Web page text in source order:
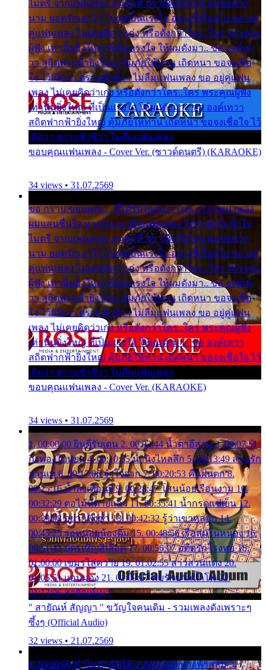
ไมตรี จากแฟนเพลง ทุกทุกที่ ปราณีหลั่งไหล ผมขอฝาก
นาม ยอดรักเอาไว้ โปรดเป็นแรงใจ อย่างนี้เรื่อยไป ขอ อยู่
คู่แฟนเพลง ไม่เคยคิดว่าเก่ง หรือดังกว่าใคร..ใคร พระคุณ
ผู้ฟัง เท่านั้นยิ่งใหญ่ ที่เป็นแรงใจ ให้ผมดังมา.. ขอ องค์เท
วา สถิตฟากฟ้ายิ่งใหญ่ คุ้มภัยให้ท่าน เถิดหนา ขอจงเชื่อ
ใจ ไว้เถิดว่า ตราบชั่วชีวา ไม่ลืมแฟนเพลง ขอ อยู่คู่แฟน
เพลง ไม่เคยคิดว่าเก่ง หรือดังกว่าใคร..ใคร พระคุณผู้ฟัง
เท่านั้นยิ่งใหญ่ ที่เป็นแรงใจ ให้ผมดังมา.. ขอ องค์เทวา
สถิตฟากฟ้ายิ่งใหญ่ คุ้มภัยให้ท่าน เถิดหนา ขอจงเชื่อใจ ไว้
เถิดว่า ตราบชั่วชีวา ไม่ลืมแฟนเพลง
ขอบคุณแฟนเพลง - Cover Ver. (ซาวด์ดนตรี) (KARAOKE)
34 views • 31.07.2569
ขอ กราบ ขอบคุณ.... ที่ได้รับไออุ่น การุณ จากแฟน เพลง
ผมแสนชื่นใจ หายวังเวง เมื่อแฟนเพลง ให้กำลังใจ น้ำใจ
ไมตรี จากแฟนเพลง ทุกทุกที่ ปราณีหลั่งไหล ผมขอฝาก
นาม ยอดรักเอาไว้ โปรดเป็นแรงใจ อย่างนี้เรื่อยไป ขอ อยู่
คู่แฟนเพลง ไม่เคยคิดว่าเก่ง หรือดังกว่าใคร..ใคร พระคุณ
ผู้ฟัง เท่านั้นยิ่งใหญ่ ที่เป็นแรงใจ ให้ผมดังมา.. ขอ องค์เท
วา สถิตฟากฟ้ายิ่งใหญ่ คุ้มภัยให้ท่าน เถิดหนา ขอจงเชื่อ
ใจ ไว้เถิดว่า ตราบชั่วชีวา ไม่ลืมแฟนเพลง ขอ อยู่คู่แฟน
เพลง ไม่เคยคิดว่าเก่ง หรือดังกว่าใคร..ใคร พระคุณผู้ฟัง
เท่านั้นยิ่งใหญ่ ที่เป็นแรงใจ ให้ผมดังมา.. ขอ องค์เทวา
สถิตฟากฟ้ายิ่งใหญ่ คุ้มภัยให้ท่าน เถิดหนา ขอจงเชื่อใจ ไว้
เถิดว่า ตราบชั่วชีวา ไม่ลืมแฟนเพลง
ขอบคุณแฟนเพลง - Cover Ver. (KARAOKE)
34 views • 31.07.2569
1. 00:00:00 ยินดีรับเดน 2. 00:03:44 น้ำตาอีสาน 3. 00:07:51
กิ่งทองใบหยก 4. 00:10:35 น้ำนิ่งไหลลึก 5. 00:13:49 ลานรัก
ลานเท 6. 00:17:06 จำใจจาก 7. 00:20:53 คืนฝนตก 8.
00:25:16 น้ำลงเดือนยี่ 9. 00:28:47 โสนน้อยเรือนงาม 10.
00:32:29 ตอไม้ที่ตายแล้ว 11. 00:35:41 น้ำกรดแช่เย็น 12.
00:39:08 อยากฟังซ้ำ 13. 00:42:32 รู้ว่าเขาหลอก 14.
00:45:25 รอหน่อยน้องติ๋ม 15. 00:48:56 เรือล่มในหนอง 16.
00:51:43 บัตรเชิญสีเลือด 17. 00:56:07 อดีตรักโรงทอ 18.
01:00:00 เขมรไล่ควาย 19. 01:02:55 สาวสวนแตง 20.
01:05:51 แอบมอง 21. 01:09:27 พบรักปากน้ำโพ 22.
01:13:06 สายัณห์เมา
" สายัณห์ สัญญา " ขวัญใจคนเดิม - รวมเพลงดังเพราะๆ
ซึ้งๆ (Official Audio)
32 views • 21.07.2569
1. 00:00:00 ทำไมทำฉันได้ 2. 00:03:20 นางฟ้าสลัม 3.